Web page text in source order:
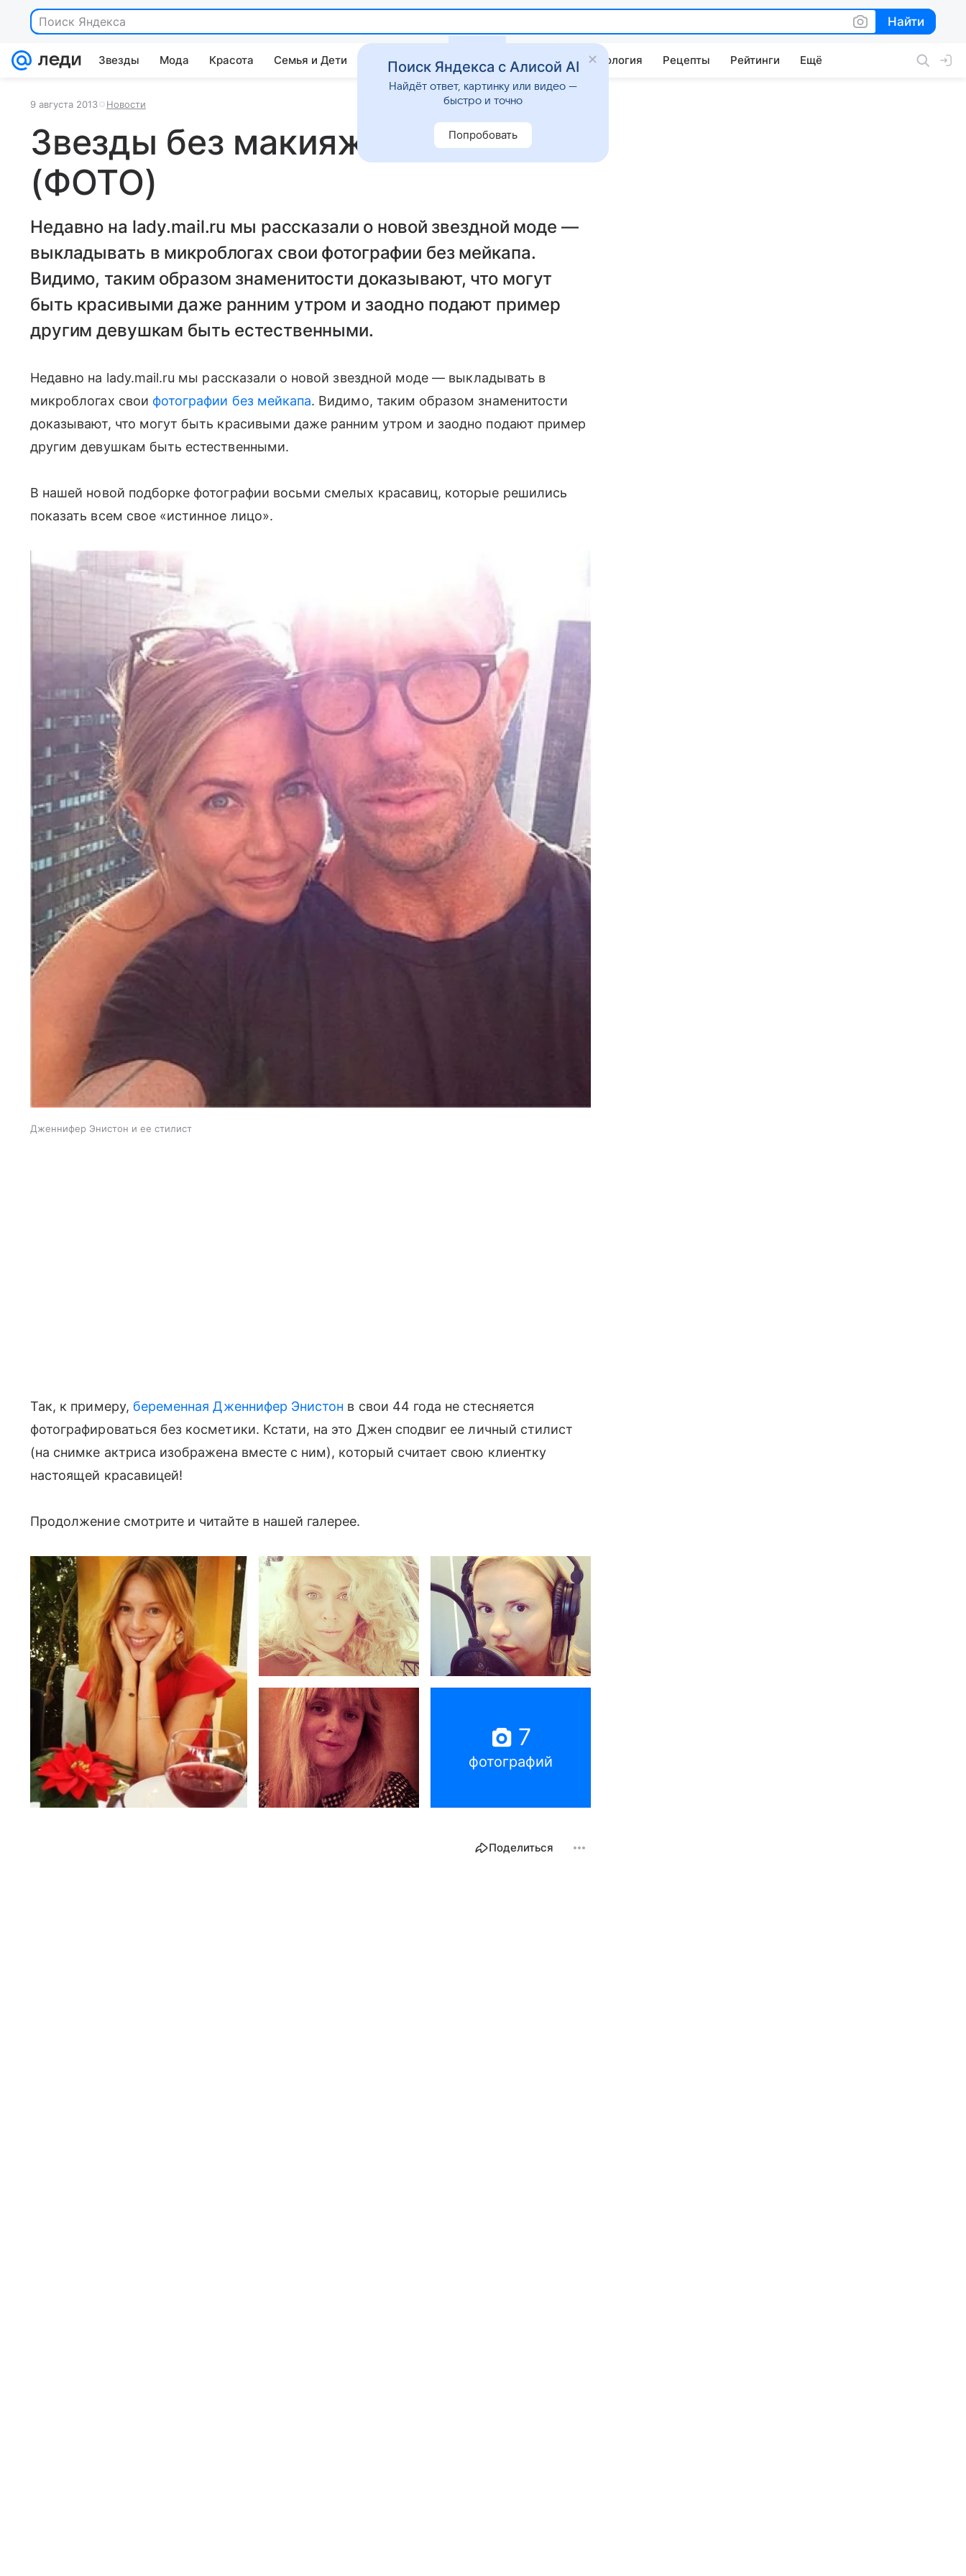
Поиск Яндекса Найти
Найти
Звезды Мода Красота Семья и Дети Дом Гороскопы Стиль жизни Психология Рецепты Рейтинги Ещё
9 августа 2013 Новости
Звезды без макияжа: часть 2
(ФОТО)
Недавно на lady.mail.ru мы рассказали о новой звездной моде —
выкладывать в микроблогах свои фотографии без мейкапа.
Видимо, таким образом знаменитости доказывают, что могут
быть красивыми даже ранним утром и заодно подают пример
другим девушкам быть естественными.
Недавно на lady.mail.ru мы рассказали о новой звездной моде — выкладывать в
микроблогах свои фотографии без мейкапа. Видимо, таким образом знаменитости
доказывают, что могут быть красивыми даже ранним утром и заодно подают пример
другим девушкам быть естественными.
В нашей новой подборке фотографии восьми смелых красавиц, которые решились
показать всем свое «истинное лицо».
Дженнифер Энистон и ее стилист
Так, к примеру, беременная Дженнифер Энистон в свои 44 года не стесняется
фотографироваться без косметики. Кстати, на это Джен сподвиг ее личный стилист
(на снимке актриса изображена вместе с ним), который считает свою клиентку
настоящей красавицей!
Продолжение смотрите и читайте в нашей галерее.
7
фотографий
Поделиться
Поиск Яндекса с Алисой AI
Найдёт ответ, картинку или видео —
быстро и точно
Попробовать